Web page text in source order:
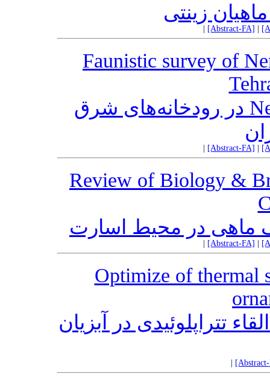
ماهیان زینتی
[Abstract-FA]
Faunistic survey of
بررسی فونستیک Nemacheilidae در رودخانه‌های شرق
[Abstract-FA]
Review of Biology &
ماهی در محیط اسارت
[Abstract-FA]
Optimize of thermal
تتراپلوئیدی در آبزیان